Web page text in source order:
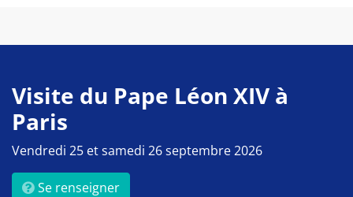
Visite du Pape Léon XIV à
Paris
Vendredi 25 et samedi 26 septembre 2026
Se renseigner